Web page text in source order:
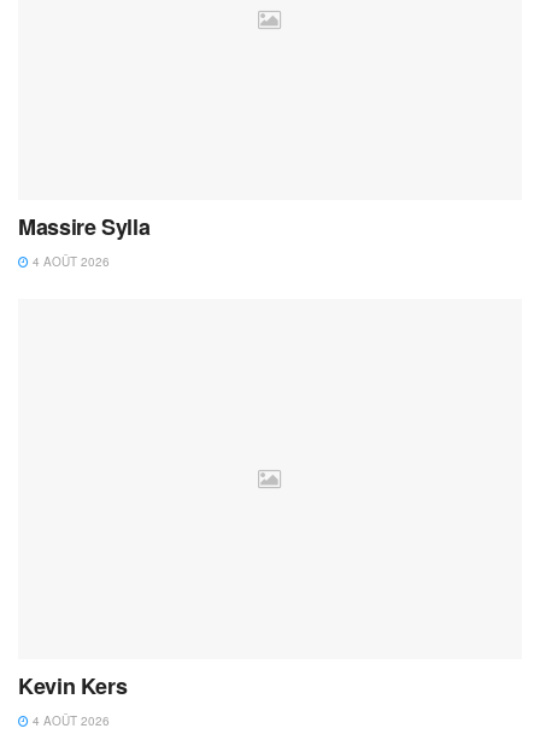
Massire Sylla
4 AOÛT 2026
Kevin Kers
4 AOÛT 2026